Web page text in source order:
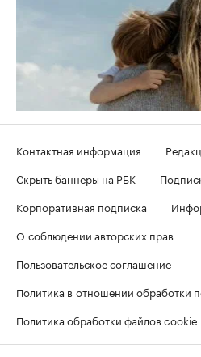
Контактная информация
Скрыть баннеры на РБК
Корпоративная подписка
О соблюдении авторских прав
Пользовательское соглашение
Политика в отношении обработки
Политика обработки файлов cookie